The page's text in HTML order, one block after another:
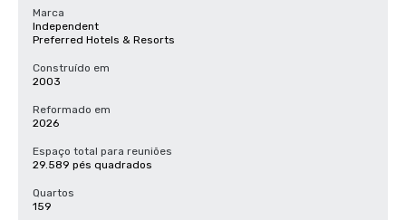
Marca
Independent
Preferred Hotels & Resorts
Construído em
2003
Reformado em
2026
Espaço total para reuniões
29.589 pés quadrados
Quartos
159